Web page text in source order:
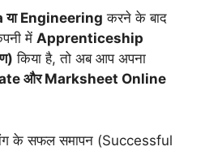
या Engineering करने के बाद
में Apprenticeship
किया है, तो अब आप अपना
और Marksheet Online
के सफल समापन (Successful